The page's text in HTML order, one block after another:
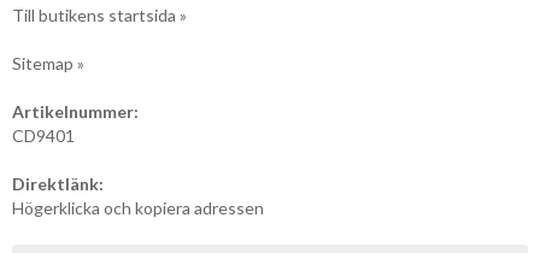
Till butikens startsida »
Sitemap »
Artikelnummer:
CD9401
Direktlänk:
Högerklicka och kopiera adressen